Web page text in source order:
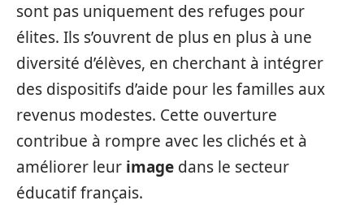
sont pas uniquement des refuges pour
élites. Ils s’ouvrent de plus en plus à une
diversité d’élèves, en cherchant à intégrer
des dispositifs d’aide pour les familles aux
revenus modestes. Cette ouverture
contribue à rompre avec les clichés et à
améliorer leur image dans le secteur
éducatif français.